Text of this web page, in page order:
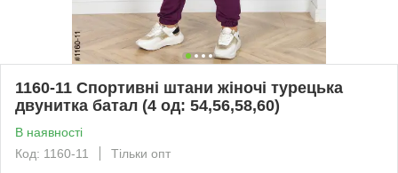
1160-11 Спортивні штани жіночі турецька
двунитка батал (4 од: 54,56,58,60)
В наявності
Код: 1160-11
Тільки опт